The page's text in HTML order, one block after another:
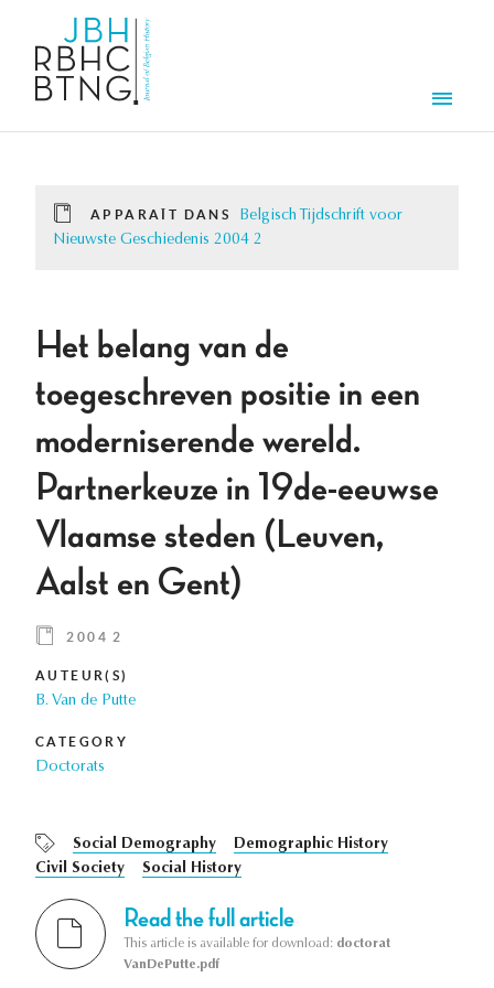
APPARAÎT DANS
Belgisch Tijdschrift voor
Nieuwste Geschiedenis 2004 2
Het belang van de
toegeschreven positie in een
moderniserende wereld.
Partnerkeuze in 19de-eeuwse
Vlaamse steden (Leuven,
Aalst en Gent)
2004 2
AUTEUR(S)
B. Van de Putte
CATEGORY
Doctorats
Social Demography
Demographic History
Civil Society
Social History
Read the full article
This article is available for download: doctorat
VanDePutte.pdf